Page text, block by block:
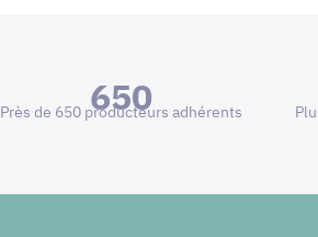
650
Près de 650 producteurs adhérents